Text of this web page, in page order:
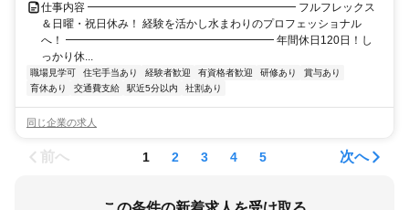
仕事内容 ━━━━━━━━━━━━━━━━━━━ フルフレックス
＆日曜・祝日休み！ 経験を活かし水まわりのプロフェッショナル
へ！ ━━━━━━━━━━━━━━━━━━━ 年間休日120日！し
っかり休...
職場見学可 住宅手当あり 経験者歓迎 有資格者歓迎 研修あり
賞与あり
育休あり
交通費支給 駅近5分以内 社割あり
同じ企業の求人
前へ 1 2 3 4 5 次へ